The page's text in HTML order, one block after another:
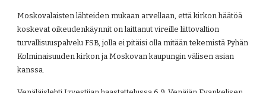
Moskovalaisten lähteiden mukaan arvellaan, että kirkon häätöä
koskevat oikeudenkäynnit on laittanut vireille liittovaltion
turvallisuuspalvelu FSB, jolla ei pitäisi olla mitään tekemistä Pyhän
Kolminaisuuden kirkon ja Moskovan kaupungin välisen asian
kanssa.